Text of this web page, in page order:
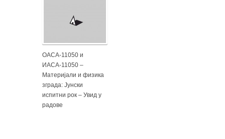
ОАСА-11050 и
ИАСА-11050 –
Материјали и физика
зграда: Јунски
испитни рок – Увид у
радове